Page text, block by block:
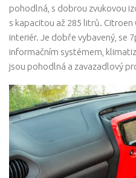
pohodlná, s dobrou zvukovou
s kapacitou až 285 litrů.
interiér. Je dobře vybavený, se
informačním systémem,
jsou pohodlná a zavazadlový